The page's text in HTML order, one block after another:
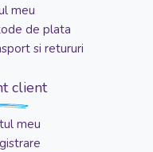
meu
de plata
si retururi
client
meu